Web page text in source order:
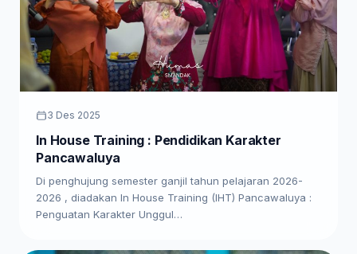
3 Des 2025
In House Training : Pendidikan Karakter
Pancawaluya
Di penghujung semester ganjil tahun pelajaran 2026-
2026 , diadakan In House Training (IHT) Pancawaluya :
Penguatan Karakter Unggul…